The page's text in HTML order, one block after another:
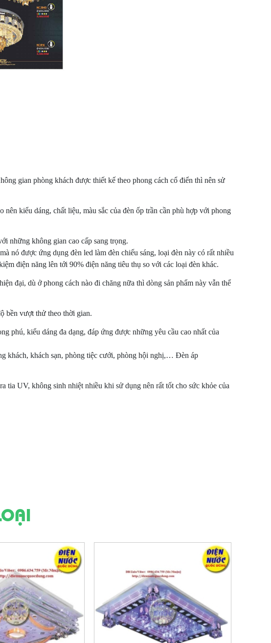
gian phòng khách được thiết kế theo phong cách cổ điển thì nên sử
kiểu dáng, chất liệu, màu sắc của đèn ốp trần cần phù hợp với phong
những không gian cao cấp sang trọng.
nó được ứng dụng đèn led làm đèn chiếu sáng, loại đèn này có rất nhiều
điện năng lên tới 90% điện năng tiêu thụ so với các loại đèn khác.
đại, dù ở phong cách nào đi chăng nữa thì dòng sản phẩm này vẫn thể
bền vượt thử theo thời gian.
phú, kiểu dáng đa dạng, đáp ứng được những yêu cầu cao nhất của
khách, khách sạn, phòng tiệc cưới, phòng hội nghị,… Đèn áp
tia UV, không sinh nhiệt nhiều khi sử dụng nên rất tốt cho sức khỏe của